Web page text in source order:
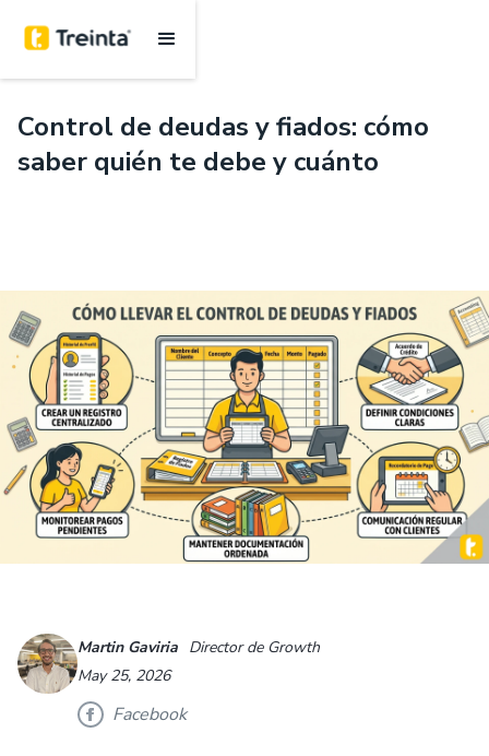
Control de deudas y fiados: cómo
saber quién te debe y cuánto
Martin Gaviria Director de Growth
May 25, 2026
Facebook